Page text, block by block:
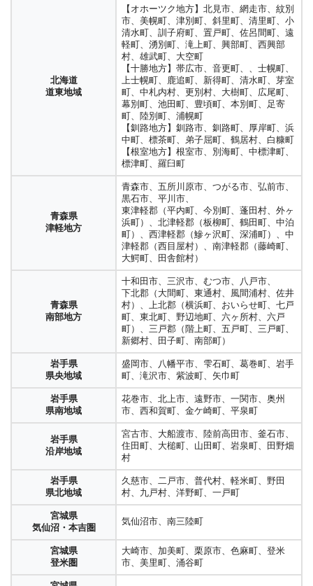
道北地域
【上川地方】旭川市、名寄市、富良野市、
士別市、鷹栖町、東神楽町、当麻町、比布
町、愛別町、上川町、東川町、美瑛町、上
富良野町、中富良野町、南富良野町、占冠
村、和寒町、剣淵町、下川町、美深町、音
威子府村、中川町、幌加内町
【留萌地方】留萌市、増毛町 小平町、苫
前町、羽幌町、初山別村、遠別町、天塩町
【宗谷地方】稚内市、猿払村、浜頓別町、
中頓別町、枝幸町、豊富町、礼文町、利尻
町、利尻富士町、幌延町
北海道
【オホーツク地方】北見市、網走市、紋別
市、美幌町、津別町、斜里町、清里町、小
清水町、訓子府町、置戸町、佐呂間町、遠
軽町、湧別町、滝上町、興部町、西興部
村、雄武町、大空町
【十勝地方】帯広市、音更町、、士幌町、
上士幌町、鹿追町、新得町、清水町、芽室
町、中札内村、更別村、大樹町、広尾町、
幕別町、池田町、豊頃町、本別町、足寄
町、陸別町、浦幌町
【釧路地方】釧路市、釧路町、厚岸町、浜
中町、標茶町、弟子屈町、鶴居村、白糠町
【根室地方】根室市、別海町、中標津町、
標津町、羅臼町
青森県
津軽地方
青森市、五所川原市、つがる市、弘前市、
黒石市、平川市、
東津軽郡（平内町、今別町、蓬田村、外ヶ
浜町）、北津軽郡（板柳町、鶴田町、中泊
町）、西津軽郡（鰺ヶ沢町、深浦町）、中
津軽郡（西目屋村）、南津軽郡（藤崎町、
大鰐町、田舎館村）
青森県
十和田市、三沢市、むつ市、八戸市、
下北郡（大間町、東通村、風間浦村、佐井
村）、上北郡（横浜町、おいらせ町、七戸
町、東北町、野辺地町、六ヶ所村、六戸
町）、三戸郡（階上町、五戸町、三戸町、
新郷村、田子町、南部町）
岩手県
県央地域
盛岡市、八幡平市、雫石町、葛巻町、岩手
町、滝沢市、紫波町、矢巾町
岩手県
県南地域
花巻市、北上市、遠野市、一関市、奥州
市、西和賀町、金ケ崎町、平泉町
宮古市、大船渡市、陸前高田市、釜石市、
宇都宮市、河内郡（上三川町）
日光市、鹿沼市
栃木県
南那須・芳賀地区
真岡市、那須烏山市、芳賀郡（市貝町、芳
賀町、益子町、茂木町）
栃木市、小山市、下野市、下都賀郡（壬生
町、野木町）
那須・塩谷地区
那須塩原市、大田原市、矢板市、さくら
市、塩谷郡（塩谷町、高根沢町）、那須郡
（那須町、那珂川町）
安足地区
足利市、佐野市
沼田市、吾妻郡（中之条町、長野原町、嬬
恋村、草津町、高山村、東吾妻町、川場
村、昭和村、みなかみ町）
前橋市、伊勢崎市、渋川市、北群馬郡（榛
東村、吉岡町）、佐波郡（玉村町）
群馬県
高崎市、藤岡市、富岡市、安中市、多野郡
（上野村、・神流町）、甘楽郡（下仁田
町、南牧村、甘楽町）
群馬県
東毛地域
桐生市、太田市、館林市、みどり市、邑楽
郡（板倉町、明和町、千代田町、大泉町、
邑楽町）
埼玉県
埼玉地域
さいたま市
埼玉県
川口市、蕨市、戸田市
埼玉県
県央地域
上尾市、桶川市、北本市、鴻巣市、伊奈町
埼玉県
南西部地域
朝霞市、新座市、志木市、和光市、富士見
埼玉県
東部地域
春日部市、草加市、越谷市、八潮市、三郷
市、吉川市、松伏町
新潟市（北区、東区、中央区、江南区、秋
葉区、南区、西区、・西蒲区）、新発田
市、村上市、燕市、五泉市、阿賀野市、胎
内市、
北蒲原郡（聖籠町）、西蒲原郡（弥彦
村）、東蒲原郡（阿賀町）、岩船郡（関川
村、粟島浦村）
佐渡市
富山市、滑川市、中新川郡（上山町、立山
町、舟橋村）、魚津市、黒部市、下新川郡
（朝日町、入善町）
高岡市、射水市、氷見市、砺波市、小矢部
市、南砺市
石川県
金沢市、白山市、小松市、加賀市、野々市
市、能美市、かほく市、河北郡（津幡町、
内灘町）、能美郡（川北町）
七尾市、輪島市、羽咋市、珠洲市、羽咋郡
（志賀町、宝達志水町）、鳳珠郡（能登
町、穴水町）、鹿島郡（中能登町）
福井市、吉田郡（永平寺町）、あわら市、
坂井市、大野市、勝山市、鯖江市、越前
市、今立郡（池田町）、南条郡（南越前
町）、丹生郡（越前町）
福井県
嶺南地域
敦賀市、三方郡（美浜町）、三方上中郡
（若狭町（三方町地域））、小浜市、大飯
郡（高浜町、おおい町）、三方上中郡（若
狭町（旧上中町地域））
国中地域
峡中、甲府市、甲斐市、中央市、中巨摩郡
（昭和村）、峡北、北杜市、韮崎市、峡
西、南アルプス市、峡東、笛吹市、山梨
市、甲州市、
峡南、南巨摩郡（早川町、身延町、南部
町、富士川町）、西八代郡（市川三郷町）
山梨県
郡内地域
大月市、都留市、上野原市、富士吉田市、
（道志村）、富士五湖・富士北麓、南都留
郡（山中湖村、西桂町、富士河口湖町、鳴
沢村、忍野村）
津市、松阪市、多気郡（多気町、明和町、
大台町）
伊勢市、鳥羽市、志摩市、度会郡（玉城
町、度会町、大紀町、南伊勢町）
三重県
東紀州地域
尾鷲市、熊野市、北牟婁郡（紀北町）、南
牟婁郡（御浜町、紀宝町）
大津市、南部地域、草津市、守山市、栗東
市、野洲市、甲賀市、湖南市
東近江市、近江八幡市、蒲生郡（日野町、
竜王町）、彦根市、愛知郡（愛荘町）、犬
上郡（甲良町、多賀町、豊郷町）
湖北地域
長浜市、米原市、高島地域、高島市
京都市（北区、上京区、左京区、中京区、
東山区、下京区、南区、右京区、伏見区、
山科区、西京区）
向日市、長岡京市、乙訓郡（大山崎町）
京都府
宇治市、城陽市、八幡市、京田辺市、久世
郡（久御山町）、綴喜郡（井手町、宇治田
原町）
京都府
相楽地域
木津川市、相楽郡（笠置町、和束町、精華
町、南山城村）
京都府
中部地域
亀岡市、南丹市、船井郡（京丹波町）
京都府
中丹地域
福知山市、舞鶴市、綾部市
京都府
丹後地域
宮津市、京丹後市、与謝郡（伊根町、与謝
野町）
大阪府
大阪市内
大阪市（旭区、阿倍野区、生野区、北区、
区、中央区、鶴見区、天王寺区、浪速区、
西区、西成区、西淀川区、東住吉区、東成
区、東淀川区、平野区、福島区、港区、都
島区、淀川区）
鳥取市、岩美郡（岩美町）、八頭町（智頭
町、八頭町）
鳥取県
中部地区
倉吉市、東伯郡（三朝町、湯梨浜町、琴浦
町、北栄町）
米子市、境港市、西伯郡（大山町、南部
町、伯耆町、日吉津村）、日野郡（日南
町、日野町、江府町）
松江市、安来市、出雲市、雲南市、仁多郡
西部（石見地域）
浜田市、江津市、益田市、鹿足郡（津和野
町、吉賀町）、大田市、邑智郡（川本町、
美郷町、邑南町）
隠岐郡（海士町、西ノ島町、隠岐の島町、
知夫村）、竹島
岡山市、玉野市、加賀郡（吉備中央町）、
備前市、瀬戸内市、赤磐市、和気郡（和気
町）
備中地域
倉敷市、総社市、都窪郡（早島町）、井笠
圏、笠岡市、井原市、浅口市、浅口郡（里
庄町）、小田郡（矢掛町）、高梁市、真庭
市（旧上房郡北房町）加賀郡（吉備中央町
（旧上房郡賀陽町））、新見市
美作地域
津山圏【津山市（旧勝田郡勝北町を除
く）、苫田郡（鏡野町）、久米郡（美咲
真庭圏【真庭市（旧上房郡北房町を除
く）、真庭郡（新庄村）】
勝英圏【美作市、津山市（旧勝田郡勝北
（西粟倉村）】
広島県
広島地域
郡（府中町、海田町、熊野町、坂町）
広島県
広島西地域
廿日市市、大竹市
広島県
福岡地域
【福岡市圏域】福岡市（東区、博多区、中
央区、南区、西区、城南区、早良区）
【筑紫圏域】筑紫野市、春日市、大野城
市、太宰府市、那珂川市
【槽屋中南部圏域】糟屋郡（宇美町、篠栗
町、志免町、須恵町、久山町、粕屋町）
【宗像・糟屋北部圏域】宗像市、古賀市、
福津市、糟屋郡（新宮町）
【糸島圏域】糸島市、朝倉圏域、朝倉市、
朝倉郡（筑前町、東峰村）
【北九州市圏域】北九州市（門司区、若松
区、戸畑区、八幡東区、八幡西区、小倉北
区、小倉南区）
【遠賀・中間圏域】中間市、遠賀郡（芦屋
町、水巻町、岡垣町、遠賀町）
【京築圏域】行橋市、豊前市、京都郡（苅
田町、みやこ町）、築上郡（吉富町、上毛
町、築上町）
福岡県
八女市、筑後市、八女郡（広川町）、久留
米市、大川市、小郡市、うはき市、三井郡
（大刀洗市）、三潴郡（大木町）、大牟田
市、柳川市、みやま市
直方市、宮若市、鞍手郡（小竹町、鞍手
町）、飯塚市、嘉麻市、嘉穂郡（桂川
町）、田川市、田川郡（香春町、添田町、
糸田町、川崎町、大任町、福智町、赤村）
佐賀県
佐城地域
佐賀市、小城市、多久市
佐賀県
三神地域
鳥栖市、神埼市、三養基郡（基山町、上峰
町、みやき町）、神埼郡（吉野ヶ里町）
佐賀県
武雄市、鹿島市、嬉野市、杵島郡（大町
町、江北町、白石町）、藤津郡（太良町）
佐賀県
唐松地域
唐津市、東松浦郡（玄海町）
佐賀県
伊西地域
伊万里市、西松浦郡（有田市）
長崎県
長崎地域
長崎市、西彼杵郡（時津町、長与町）
北海道
道東地域
【オホーツク地方】北見市、網走市、紋別
市、美幌町、津別町、斜里町、清里町、小
清水町、訓子府町、置戸町、佐呂間町、遠
軽町、湧別町、滝上町、興部町、西興部
村、雄武町、大空町
【十勝地方】帯広市、音更町、、士幌町、
上士幌町、鹿追町、新得町、清水町、芽室
町、中札内村、更別村、大樹町、広尾町、
幕別町、池田町、豊頃町、本別町、足寄
町、陸別町、浦幌町
【釧路地方】釧路市、釧路町、厚岸町、浜
中町、標茶町、弟子屈町、鶴居村、白糠町
【根室地方】根室市、別海町、中標津町、
標津町、羅臼町
青森県
津軽地方
青森市、五所川原市、つがる市、弘前市、
黒石市、平川市、
東津軽郡（平内町、今別町、蓬田村、外ヶ
浜町）、北津軽郡（板柳町、鶴田町、中泊
町）、西津軽郡（鰺ヶ沢町、深浦町）、中
津軽郡（西目屋村）、南津軽郡（藤崎町、
大鰐町、田舎館村）
青森県
南部地方
十和田市、三沢市、むつ市、八戸市、
下北郡（大間町、東通村、風間浦村、佐井
村）、上北郡（横浜町、おいらせ町、七戸
町、東北町、野辺地町、六ヶ所村、六戸
町）、三戸郡（階上町、五戸町、三戸町、
新郷村、田子町、南部町）
岩手県
県央地域
盛岡市、八幡平市、雫石町、葛巻町、岩手
町、滝沢市、紫波町、矢巾町
岩手県
県南地域
花巻市、北上市、遠野市、一関市、奥州
市、西和賀町、金ケ崎町、平泉町
岩手県
沿岸地域
宮古市、大船渡市、陸前高田市、釜石市、
住田町、大槌町、山田町、岩泉町、田野畑
村
岩手県
県北地域
久慈市、二戸市、普代村、軽米町、野田
村、九戸村、洋野町、一戸町
宮城県
気仙沼・本吉圏
気仙沼市、南三陸町
宮城県
登米圏
大崎市、加美町、栗原市、色麻町、登米
市、美里町、涌谷町